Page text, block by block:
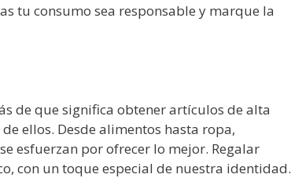
tu consumo sea responsable y marque la
de que significa obtener artículos de alta
ellos. Desde alimentos hasta ropa,
esfuerzan por ofrecer lo mejor. Regalar
con un toque especial de nuestra identidad.